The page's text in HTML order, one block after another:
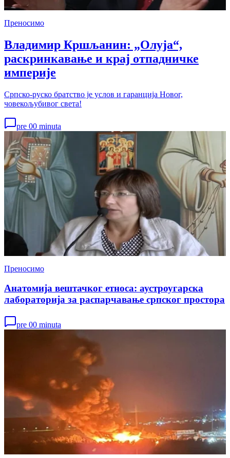
Преносимо
Владимир Кршљанин: „Олуја“,
раскринкавање и крај отпадничке
империје
Српско-руско братство је услов и гаранција Новог,
човекољубивог света!
pre 00 minuta
Преносимо
Анатомија вештачког етноса: аустроугарска
лабораторија за распарчавање српског простора
pre 00 minuta